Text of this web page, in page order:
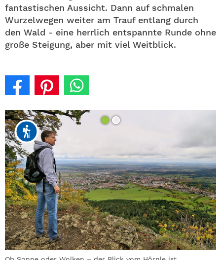
fantastischen Aussicht. Dann auf schmalen
Wurzelwegen weiter am Trauf entlang durch
den Wald - eine herrlich entspannte Runde ohne
große Steigung, aber mit viel Weitblick.